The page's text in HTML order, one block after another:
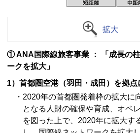
拡大
① ANA国際線旅客事業 ： 「成長の
ークを拡大」
1）首都圏空港（羽田・成田）を拠
・2020年の首都圏発着枠の拡大に
となる人財の確保や育成、オペ
を図った上で、2020年に拡大す